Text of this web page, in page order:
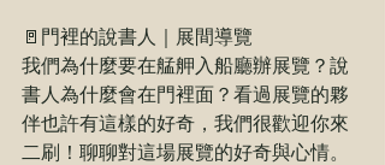
🚪門裡的說書人｜展間導覽
我們為什麼要在艋舺入船廳辦展覽？說
書人為什麼會在門裡面？看過展覽的夥
伴也許有這樣的好奇，我們很歡迎你來
二刷！聊聊對這場展覽的好奇與心情。